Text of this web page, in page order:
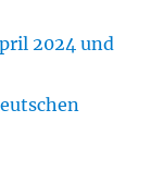
2024 und